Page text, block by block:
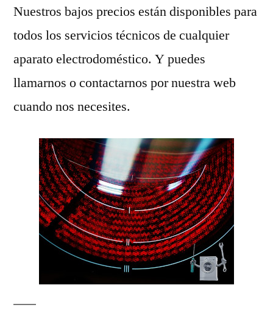
Nuestros bajos precios están disponibles para
todos los servicios técnicos de cualquier
aparato electrodoméstico. Y puedes
llamarnos o contactarnos por nuestra web
cuando nos necesites.